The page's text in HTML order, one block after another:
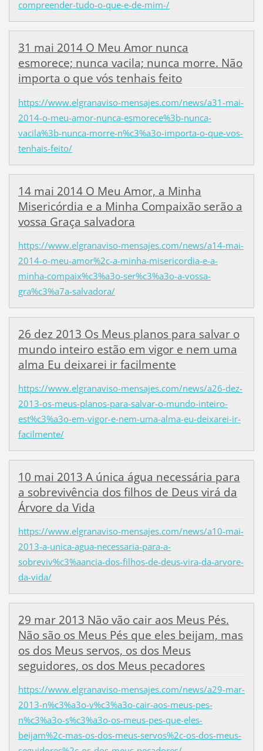
compreender-tudo-o-que-e-de-mim-/
31 mai 2014 O Meu Amor nunca
esmorece; nunca vacila; nunca morre. Não
importa o que vós tenhais feito
https://www.elgranaviso-mensajes.com/news/a31-mai-
2014-o-meu-amor-nunca-esmorece%3b-nunca-
vacila%3b-nunca-morre-n%c3%a3o-importa-o-que-vos-
tenhais-feito/
14 mai 2014 O Meu Amor, a Minha
Misericórdia e a Minha Compaixão serão a
vossa Graça salvadora
https://www.elgranaviso-mensajes.com/news/a14-mai-
2014-o-meu-amor%2c-a-minha-misericordia-e-a-
minha-compaix%c3%a3o-ser%c3%a3o-a-vossa-
gra%c3%a7a-salvadora/
26 dez 2013 Os Meus planos para salvar o
mundo inteiro estão em vigor e nem uma
alma Eu deixarei ir facilmente
https://www.elgranaviso-mensajes.com/news/a26-dez-
2013-os-meus-planos-para-salvar-o-mundo-inteiro-
est%c3%a3o-em-vigor-e-nem-uma-alma-eu-deixarei-ir-
facilmente/
10 mai 2013 A única água necessária para
a sobrevivência dos filhos de Deus virá da
Árvore da Vida
https://www.elgranaviso-mensajes.com/news/a10-mai-
2013-a-unica-agua-necessaria-para-a-
sobreviv%c3%aancia-dos-filhos-de-deus-vira-da-arvore-
da-vida/
29 mar 2013 Não vão cair aos Meus Pés.
Não são os Meus Pés que eles beijam, mas
os dos Meus servos, os dos Meus
seguidores, os dos Meus pecadores
https://www.elgranaviso-mensajes.com/news/a29-mar-
2013-n%c3%a3o-v%c3%a3o-cair-aos-meus-pes-
n%c3%a3o-s%c3%a3o-os-meus-pes-que-eles-
beijam%2c-mas-os-dos-meus-servos%2c-os-dos-meus-